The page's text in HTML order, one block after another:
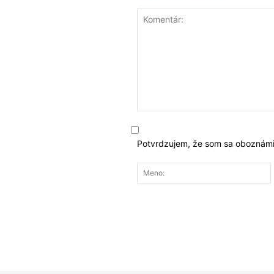
Potvrdzujem, že som sa